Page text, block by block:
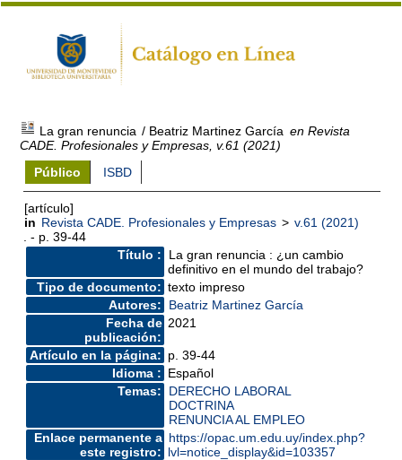
La gran renuncia / Beatriz Martinez García en Revista
CADE. Profesionales y Empresas, v.61 (2021)
Público
ISBD
[artículo]
in Revista CADE. Profesionales y Empresas > v.61 (2021)
. - p. 39-44
Título :
La gran renuncia : ¿un cambio
definitivo en el mundo del trabajo?
Tipo de documento: texto impreso
Autores:
Beatriz Martinez García
Fecha de
publicación:
2021
Artículo en la página: p. 39-44
Idioma : Español
Temas:
DERECHO LABORAL
DOCTRINA
RENUNCIA AL EMPLEO
Enlace permanente a
este registro:
https://opac.um.edu.uy/index.php?
lvl=notice_display&id=103357